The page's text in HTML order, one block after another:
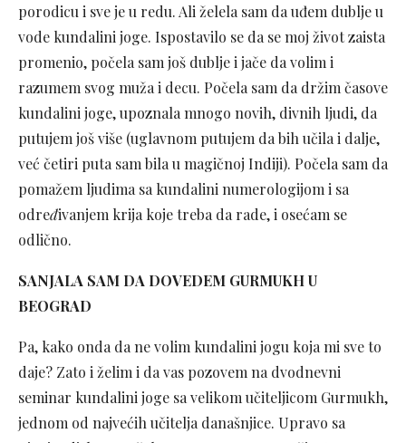
porodicu i sve je u redu. Ali želela sam da uđem dublje u
vode kundalini joge. Ispostavilo se da se moj život zaista
promenio, počela sam još dublje i jače da volim i
razumem svog muža i decu. Počela sam da držim časove
kundalini joge, upoznala mnogo novih, divnih ljudi, da
putujem još više (uglavnom putujem da bih učila i dalje,
već četiri puta sam bila u magičnoj Indiji). Počela sam da
pomažem ljudima sa kundalini numerologijom i sa
određivanjem krija koje treba da rade, i osećam se
odlično.
SANJALA SAM DA DOVEDEM GURMUKH U
BEOGRAD
Pa, kako onda da ne volim kundalini jogu koja mi sve to
daje? Zato i želim i da vas pozovem na dvodnevni
seminar kundalini joge sa velikom učiteljicom Gurmukh,
jednom od najvećih učitelja današnjice. Upravo sa